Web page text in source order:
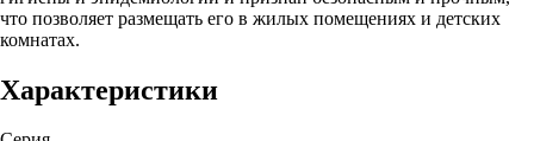
что позволяет размещать его в жилых помещениях и детских
комнатах.
Характеристики